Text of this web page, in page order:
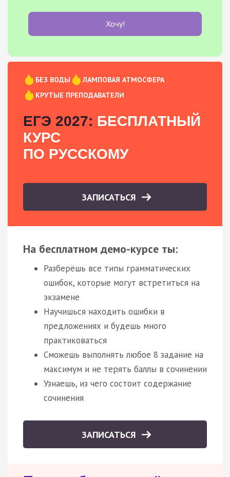
Хочу!
БЕЗ ВОДЫ
ЛАМПОВАЯ АТМОСФЕРА
КРУТЫЕ ПРЕПОДАВАТЕЛИ
ЕГЭ 2027: БЕСПЛАТНЫЙ
КУРС
ПО РУССКОМУ
ЗАПИСАТЬСЯ
На бесплатном демо-курсе ты:
Разберёшь все типы грамматических
ошибок, которые могут встретиться на
экзамене
Научишься находить ошибки в
предложениях и будешь много
практиковаться
Сможешь выполнять любое 8 задание на
максимум и не терять баллы в сочинении
Узнаешь, из чего состоит содержание
сочинения
ЗАПИСАТЬСЯ